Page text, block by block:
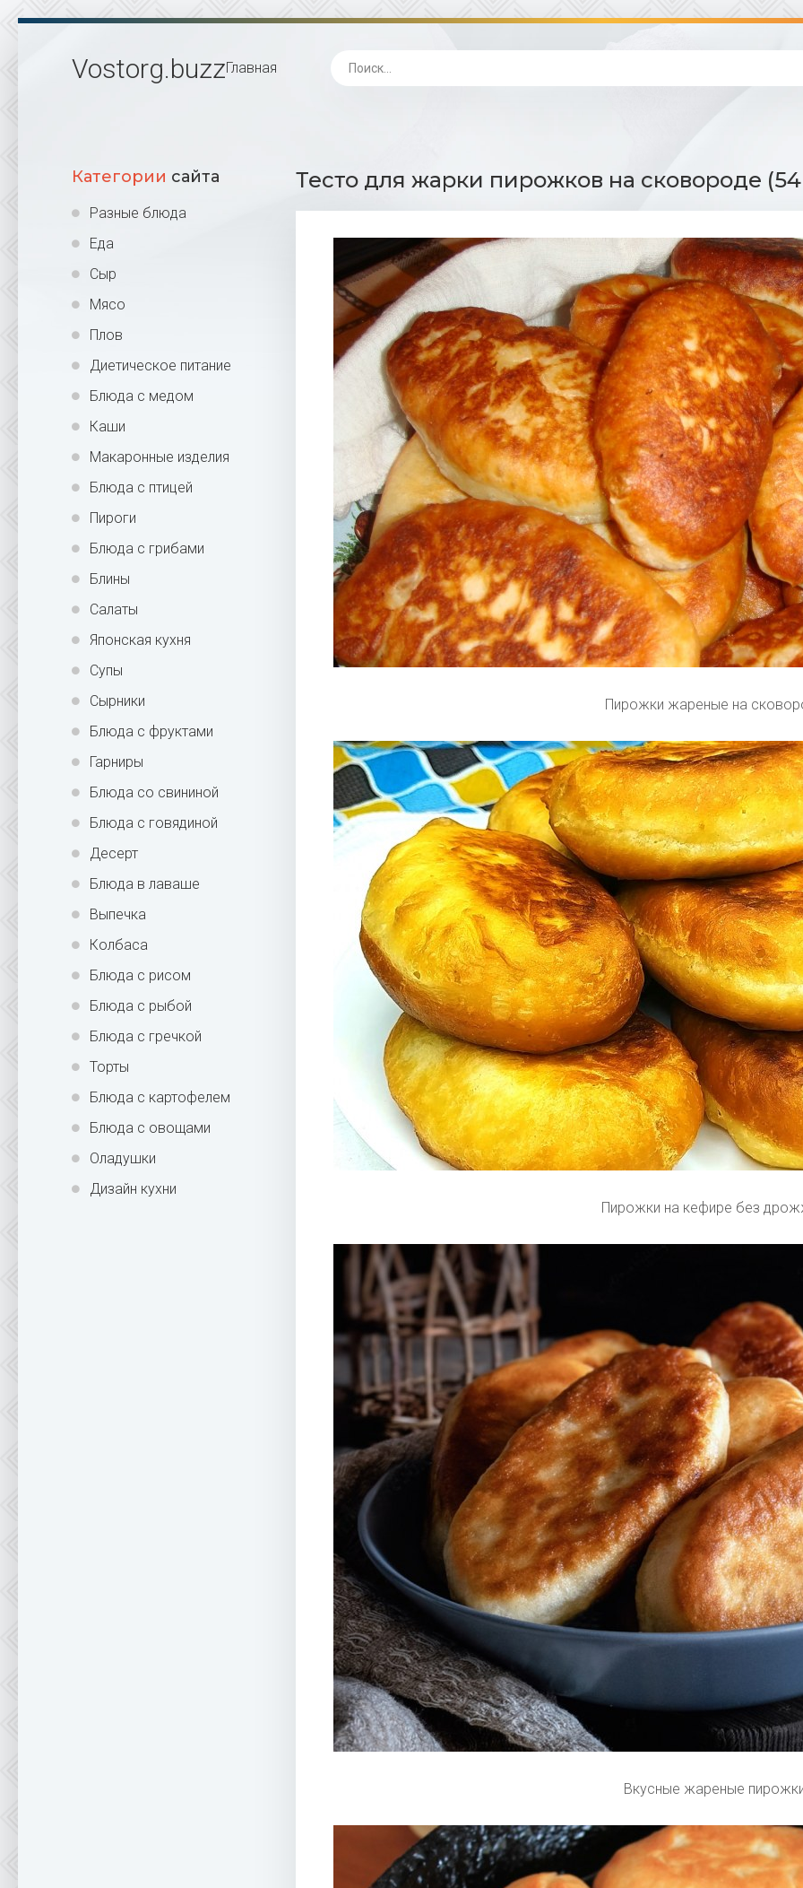
Vostorg.buzzГлавная
Категории сайта
Разные блюда
Еда
Сыр
Мясо
Плов
Диетическое питание
Блюда с медом
Каши
Макаронные изделия
Блюда с птицей
Пироги
Блюда с грибами
Блины
Салаты
Японская кухня
Супы
Сырники
Блюда с фруктами
Гарниры
Блюда со свининой
Блюда с говядиной
Десерт
Блюда в лаваше
Выпечка
Колбаса
Блюда с рисом
Блюда с рыбой
Блюда с гречкой
Торты
Блюда с картофелем
Блюда с овощами
Оладушки
Дизайн кухни
Тесто для жарки пирожков на сковороде
Пирожки жареные на
Пирожки на кефире без
Вкусные жареные